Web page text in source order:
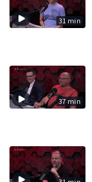
31 min
37 min